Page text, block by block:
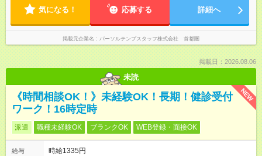
気になる！ 応募する 詳細へ
掲載元企業名 パーソルテンプスタッフ株式会社 首都圏
掲載日：2026.08.06
未読
NEW
《時間相談OK！》未経験OK！長期！健診受付
ワーク！16時定時
派遣 職種未経験OK ブランクOK WEB登録・面接OK
給与
時給1335円